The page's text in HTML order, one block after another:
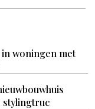
woningen met
stylingtruc